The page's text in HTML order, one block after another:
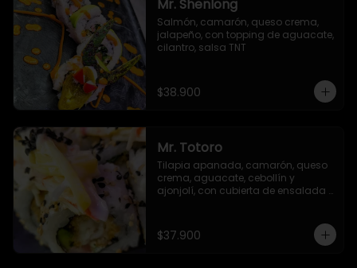
Mr. Shenlong
Salmón, camarón, queso crema,
jalapeño, con topping de aguacate,
cilantro, salsa TNT
$38.900
Mr. Totoro
Tilapia apanada, camarón, queso
crema, aguacate, cebollín y
ajonjolí, con cubierta de ensalada
$37.900